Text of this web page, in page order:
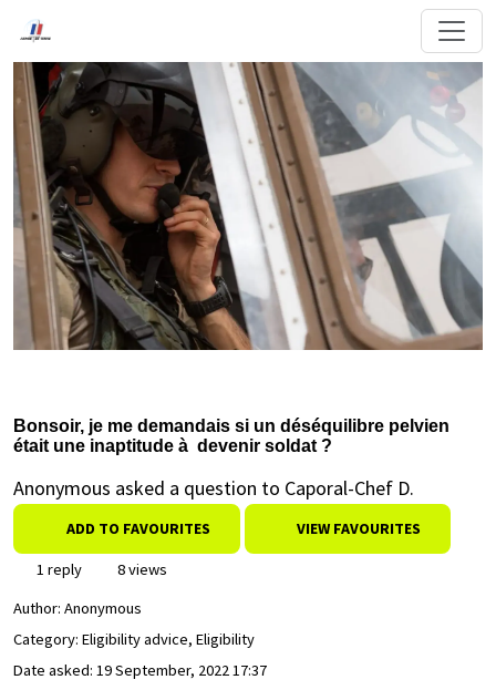
Bonsoir, je me demandais si un déséquilibre pelvien
était une inaptitude à devenir soldat ?
Anonymous asked a question to Caporal-Chef D.
ADD TO FAVOURITES VIEW FAVOURITES
1 reply
8 views
Author: Anonymous
Category: Eligibility advice, Eligibility
Date asked: 19 September, 2022 17:37